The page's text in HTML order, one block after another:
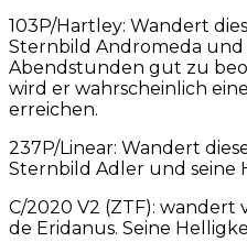
103P/Hartley: Wandert
Sternbild Andromeda und
Abendstunden gut zu
wird er wahrscheinlich
erreichen.
237P/Linear: Wandert
Sternbild Adler und seine
C/2020 V2 (ZTF): wandert
de Eridanus. Seine